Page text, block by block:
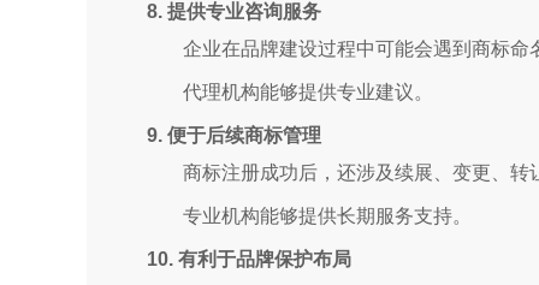
8. 提供专业咨询服务
企业在品牌建设过程中可能会遇到商标命
代理机构能够提供专业建议。
9. 便于后续商标管理
商标注册成功后，还涉及续展、变更、转
专业机构能够提供长期服务支持。
10. 有利于品牌保护布局